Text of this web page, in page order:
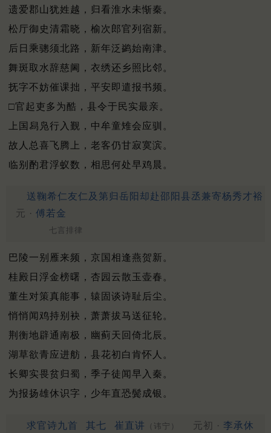
遗爱郡山犹姓越，归看淮水未惭秦。
松厅御史清霜晓，榆次郎官列宿新。
后日乘骢须北路，新年泛鹢始南津。
舞斑取水辞慈阃，衣绣还乡照比邻。
抚字不妨催课拙，平安即遣报书频。
□官起吏多为酷，县令于民实最亲。
上国舄凫行入觐，中牟童雉会应驯。
故人总喜飞腾上，老客仍甘寂寞滨。
临别酌君浮蚁数，相思何处早鸡晨。
送鞠希仁友仁及第归岳阳却赴邵阳县丞兼寄杨秀才裕
元 · 傅若金
七言排律
巴陵一别雁来频，京国相逢燕贺新。
桂殿日浮金榜曙，杏园云散玉壶春。
董生对策真能事，辕固谈诗耻后尘。
悄悄闻鸡持别袂，萧萧拔马送征轮。
荆衡地辟通南极，幽蓟天回倚北辰。
湖草欲青应进舫，县花初白肯怀人。
长卿实畏贫归蜀，季子徒闻早入秦。
为报扬雄休识字，少年直恐鬓成银。
求官诗九首 其七 崔直讲 （讳宁） 元初 · 李承休